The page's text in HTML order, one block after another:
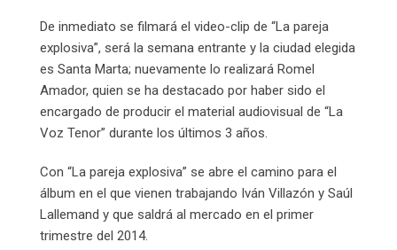
De inmediato se filmará el video-clip de “La pareja
explosiva”, será la semana entrante y la ciudad elegida
es Santa Marta; nuevamente lo realizará Romel
Amador, quien se ha destacado por haber sido el
encargado de producir el material audiovisual de “La
Voz Tenor” durante los últimos 3 años.
Con “La pareja explosiva” se abre el camino para el
álbum en el que vienen trabajando Iván Villazón y Saúl
Lallemand y que saldrá al mercado en el primer
trimestre del 2014.